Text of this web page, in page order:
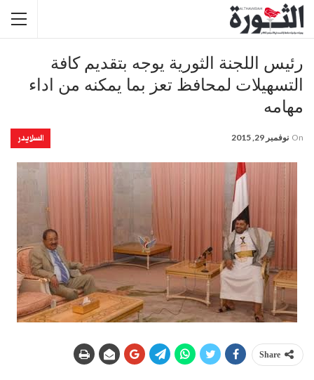
رئيس اللجنة الثورية يوجه بتقديم كافة
التسهيلات لمحافظ تعز بما يمكنه من اداء
مهامه
السلايدر On نوفمبر 29, 2015
Share